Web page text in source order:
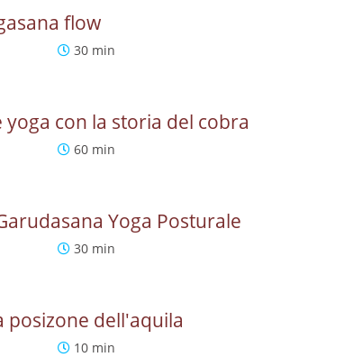
flow
30 min
con la storia del cobra
60 min
Yoga Posturale
30 min
posizone dell'aquila
10 min